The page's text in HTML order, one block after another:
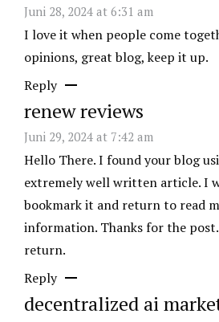
Juni 28, 2024 at 6:31 am
I love it when people come
opinions, great blog, keep it up.
Reply
renew reviews
Juni 29, 2024 at 7:42 am
Hello There. I found your blog
extremely well written article. I
bookmark it and return to read
information. Thanks for the
return.
Reply
decentralized ai